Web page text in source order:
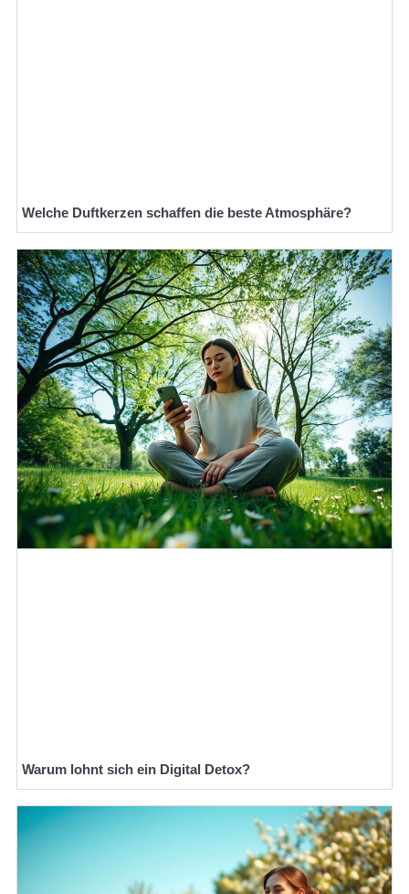
Welche Duftkerzen schaffen die beste Atmosphäre?
Warum lohnt sich ein Digital Detox?